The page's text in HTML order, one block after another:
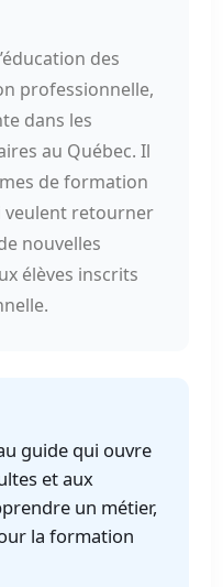
des
professionnelle,
dans les
au Québec. Il
de formation
veulent retourner
nouvelles
élèves inscrits
guide qui ouvre
et aux
un métier,
la formation